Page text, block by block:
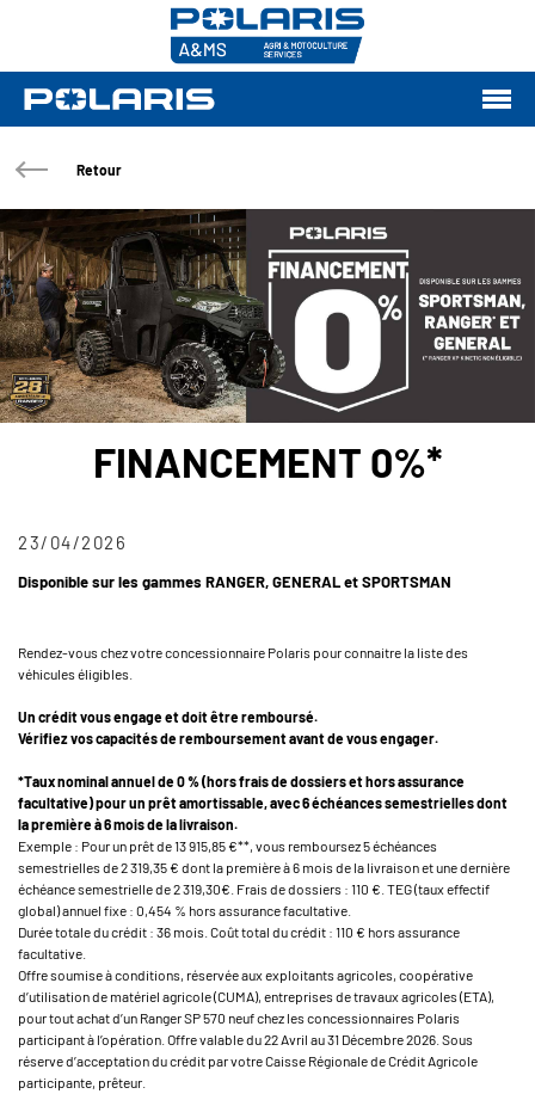
Retour
FINANCEMENT 0%*
23/04/2026
Disponible sur les gammes RANGER, GENERAL et SPORTSMAN
Rendez-vous chez votre concessionnaire Polaris pour connaitre la liste des
véhicules éligibles.
Un crédit vous engage et doit être remboursé.
Vérifiez vos capacités de remboursement avant de vous engager.
*Taux nominal annuel de 0 % (hors frais de dossiers et hors assurance
facultative) pour un prêt amortissable, avec 6 échéances semestrielles dont
la première à 6 mois de la livraison.
Exemple : Pour un prêt de 13 915,85 €**, vous remboursez 5 échéances
semestrielles de 2 319,35 € dont la première à 6 mois de la livraison et une dernière
échéance semestrielle de 2 319,30€. Frais de dossiers : 110 €. TEG (taux effectif
global) annuel fixe : 0,454 % hors assurance facultative.
Durée totale du crédit : 36 mois. Coût total du crédit : 110 € hors assurance
facultative.
Offre soumise à conditions, réservée aux exploitants agricoles, coopérative
d’utilisation de matériel agricole (CUMA), entreprises de travaux agricoles (ETA),
pour tout achat d’un Ranger SP 570 neuf chez les concessionnaires Polaris
participant à l’opération. Offre valable du 22 Avril au 31 Décembre 2026. Sous
réserve d’acceptation du crédit par votre Caisse Régionale de Crédit Agricole
participante, prêteur.